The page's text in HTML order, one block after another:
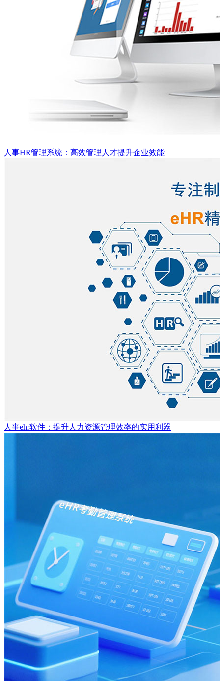
人事HR管理系统：高效管理人才提升企业效能
人事ehr软件：提升人力资源管理效率的实用利器